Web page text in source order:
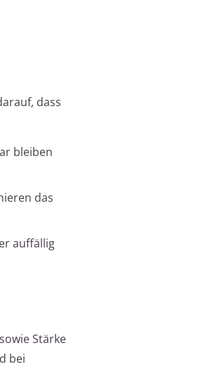
dass
bleiben
das
auffällig
Stärke
bei